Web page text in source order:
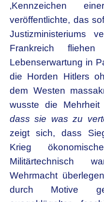
‚Kennzeichen
veröffentlichte, das
Justizministeriums
Frankreich
Lebenserwartung in
die Horden Hitlers
dem Westen
wusste die Mehrheit
dass sie was zu
zeigt sich, dass
Krieg
Militärtechnisch
Wehrmacht
durch Motive